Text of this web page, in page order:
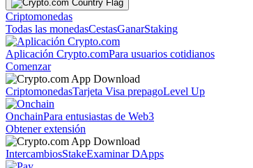
Criptomonedas
Todas las monedasCestasGanarStaking
Aplicación Crypto.comPara usuarios cotidianos
Comenzar
CriptomonedasTarjeta Visa prepagoLevel Up
OnchainPara entusiastas de Web3
Obtener extensión
IntercambiosStakeExaminar DApps